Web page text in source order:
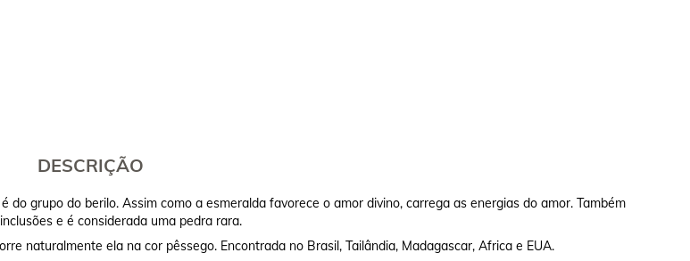
DESCRIÇÃO
grupo do berilo. Assim como a esmeralda favorece o amor divino, carrega as energias do amor. Também
e é considerada uma pedra rara.
naturalmente ela na cor pêssego. Encontrada no Brasil, Tailândia, Madagascar, Africa e EUA.